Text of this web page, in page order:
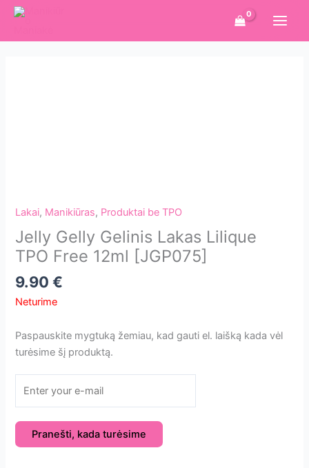
Pereiti
turinio
Lakai, Manikiūras, Produktai be TPO
Jelly Gelly Gelinis Lakas Lilique
TPO Free 12ml [JGP075]
9.90€
Neturime
Paspauskite mygtuką žemiau, kad gauti el. laišką kada vėl
turėsime šį produktą.
Pranešti, kada turėsime